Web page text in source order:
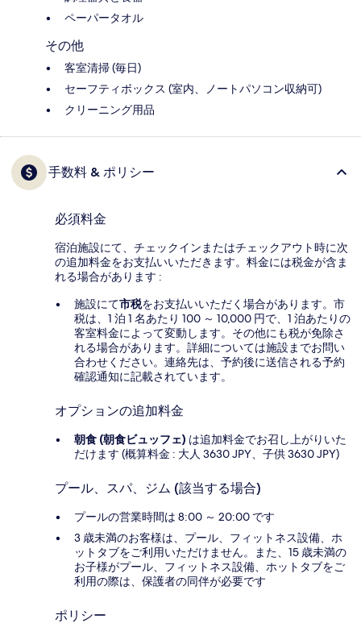
ペーパータオル
その他
客室清掃 (毎日)
セーフティボックス (室内、ノートパソコン収納可)
クリーニング用品
手数料 & ポリシー
必須料金
宿泊施設にて、チェックインまたはチェックアウト時に次
の追加料金をお支払いいただきます。料金には税金が含ま
れる場合があります :
施設にて市税をお支払いいただく場合があります。市
税は、1 泊 1 名あたり 100 ～ 10,000 円で、1 泊あたりの
客室料金によって変動します。その他にも税が免除さ
れる場合があります。詳細については施設までお問い
合わせください。連絡先は、予約後に送信される予約
確認通知に記載されています。
オプションの追加料金
朝食 (朝食ビュッフェ) は追加料金でお召し上がりいた
だけます (概算料金 : 大人 3630 JPY、子供 3630 JPY)
プール、スパ、ジム (該当する場合)
プールの営業時間は 8:00 ～ 20:00 です
3 歳未満のお客様は、プール、フィットネス設備、ホ
ットタブをご利用いただけません。また、15 歳未満の
お子様がプール、フィットネス設備、ホットタブをご
利用の際は、保護者の同伴が必要です
ポリシー